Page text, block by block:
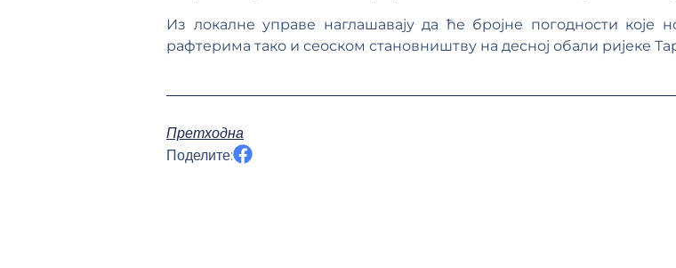
Из локалне управе наглашавају да ће бројне погодности које
рафтерима тако и сеоском становништву на десној обали ријеке
Претходна
Поделите: